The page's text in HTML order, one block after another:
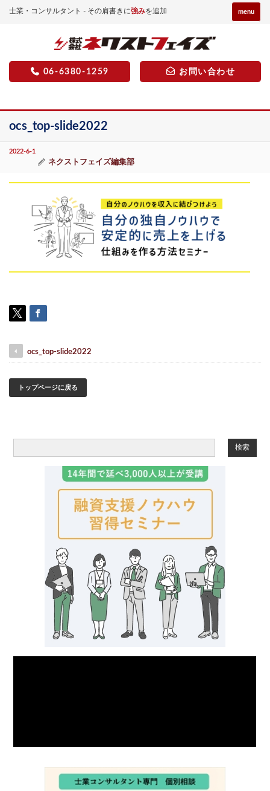
士業・コンサルタント - その肩書きに強みを追加 menu
06-6380-1259 お問い合わせ
ocs_top-slide2022
2022-6-1
ネクストフェイズ編集部
ocs_top-slide2022
トップページに戻る